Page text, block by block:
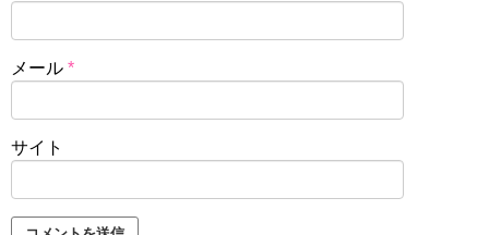
メール *
サイト